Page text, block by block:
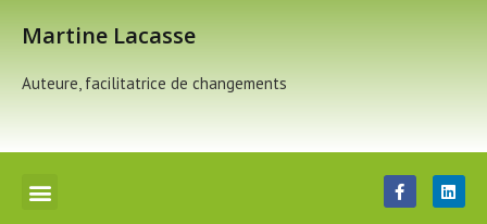
Martine Lacasse
Auteure, facilitatrice de changements